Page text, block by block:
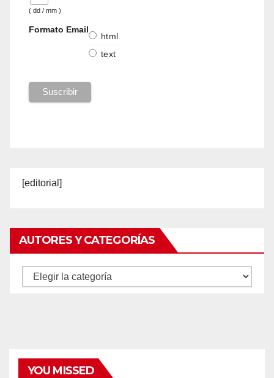
( dd / mm )
Formato Email
html
text
[editorial]
AUTORES Y CATEGORÍAS
Autores
YOU MISSED